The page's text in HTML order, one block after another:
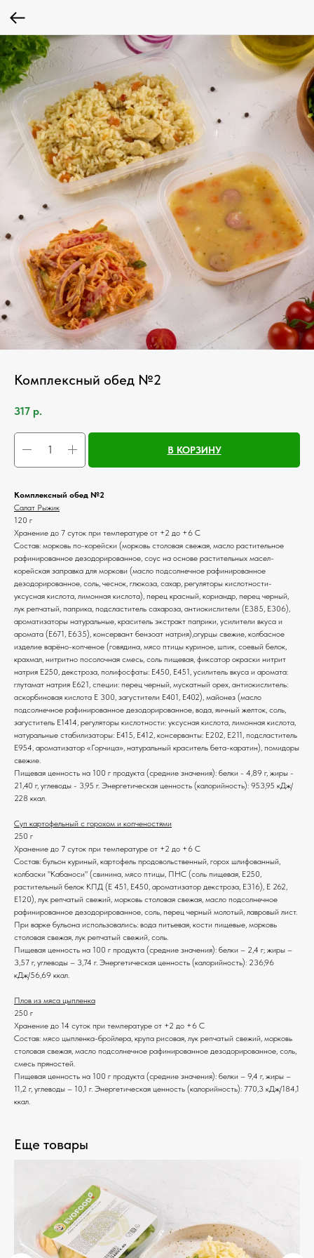
Комплексный обед №2
317 р.
В КОРЗИНУ
Комплексный обед №2
Салат Рыжик
120 г
Хранение до 7 суток при температуре от +2 до +6 С
Состав: морковь по-корейски (морковь столовая свежая, масло растительное
рафинированное дезодорированное, соус на основе растительных масел-
корейская заправка для моркови (масло подсолнечное рафинированное
дезодорированное, соль, чеснок, глюкоза, сахар, регуляторы кислотности-
уксусная кислота, лимонная кислота), перец красный, кориандр, перец черный,
лук репчатый, паприка, подсластитель сахароза, антиокислители (Е385, Е306),
ароматизаторы натуральные, краситель экстракт паприки, усилители вкуса и
аромата (Е671, Е635), консервант бензоат натрия),огурцы свежие, колбасное
изделие варёно-копченое (говядина, мясо птицы куриное, шпик, соевый белок,
крахмал, нитритно посолочная смесь, соль пищевая, фиксатор окраски нитрит
натрия Е250, декстроза, полифосфаты: Е450, Е451, усилитель вкуса и аромата:
глутамат натрия Е621, специи: перец черный, мускатный орех, антиокислитель:
аскорбиновая кислота Е 300, загустители Е401, Е402), майонез (масло
подсолнечное рафинированное дезодорированное, вода, яичный желток, соль,
загуститель Е1414, регуляторы кислотности: уксусная кислота, лимонная кислота,
натуральные стабилизаторы: Е415, Е412, консерванты: Е202, Е211, подсластитель
Е954, ароматизатор «Горчица», натуральный краситель бета-каратин), помидоры
свежие.
Пищевая ценность на 100 г продукта (средние значения): белки - 4,89 г, жиры -
21,40 г, углеводы - 3,95 г. Энергетическая ценность (калорийность): 953,95 кДж/
228 ккал.
Суп картофельный с горохом и копченостями
250 г
Хранение до 7 суток при температуре от +2 до +6 С
Состав: бульон куриный, картофель продовольственный, горох шлифованный,
колбаски "Кабаноси" (свинина, мясо птицы, ПНС (соль пищевая, Е250,
растительный белок КПД (Е 451, Е450, ароматизатор декстроза, Е316), Е 262,
Е120), лук репчатый свежий, морковь столовая свежая, масло подсолнечное
рафинированное дезодорированное, соль, перец черный молотый, лавровый лист.
При варке бульона использовались: вода питьевая, кости пищевые, морковь
столовая свежая, лук репчатый свежий, соль.
Пищевая ценность на 100 г продукта (средние значения): белки – 2,4 г; жиры –
3,57 г, углеводы – 3,74 г. Энергетическая ценность (калорийность): 236,96
кДж/56,69 ккал.
Плов из мяса цыпленка
250 г
Хранение до 14 суток при температуре от +2 до +6 С
Состав: мясо цыпленка-бройлера, крупа рисовая, лук репчатый свежий, морковь
столовая свежая, масло подсолнечное рафинированное дезодорированное, соль,
смесь пряностей.
Пищевая ценность на 100 г продукта (средние значения): белки – 9,4 г, жиры –
11,2 г, углеводы – 10,1 г. Энергетическая ценность (калорийность): 770,3 кДж/184,1
ккал.
Еще товары